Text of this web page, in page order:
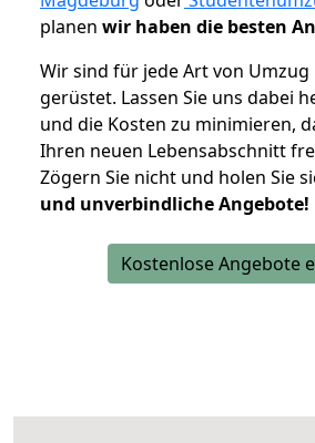
planen wir haben die besten
Wir sind für jede Art von
gerüstet. Lassen Sie uns dabei
und die Kosten zu minimieren,
Ihren neuen Lebensabschnitt
Zögern Sie nicht und holen Sie
und unverbindliche Angebote!
Kostenlose Angebote